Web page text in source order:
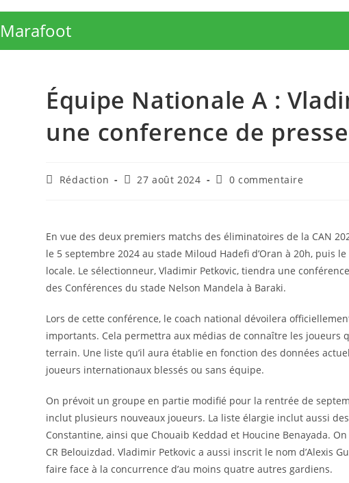
toMarafoot
Équipe Nationale A :
une conference de
Auteur/autrice
Rédaction
Publication
27 août 2024
Commentaires
0 commentaire
En vue des deux premiers matchs des éliminatoires de la CAN
le 5 septembre 2024 au stade Miloud Hadefi d’Oran à 20h, puis
locale. Le sélectionneur, Vladimir Petkovic, tiendra une
des Conférences du stade Nelson Mandela à Baraki.
Lors de cette conférence, le coach national dévoilera
importants. Cela permettra aux médias de connaître les joueurs
terrain. Une liste qu’il aura établie en fonction des données
joueurs internationaux blessés ou sans équipe.
On prévoit un groupe en partie modifié pour la rentrée de
inclut plusieurs nouveaux joueurs. La liste élargie inclut aussi
Constantine, ainsi que Chouaib Keddad et Houcine Benayada.
CR Belouizdad. Vladimir Petkovic a aussi inscrit le nom d’Alexis
faire face à la concurrence d’au moins quatre autres gardiens.